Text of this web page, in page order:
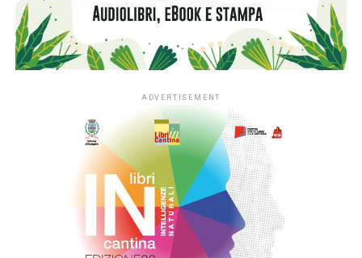
La cerimonia di premiazione si terrà a Roma venerdì 21
febbraio 2020 (ore 10:00) presso la sede nazionale di
CIA-AGRICOLTORI ITALIANI – Via Mariano Fortuny, 20.
Il premio per il primo classificato della sezione letteraria
consiste in un buono da euro 200,00 per l’acquisto di libri
inseriti nel catalogo di AGRA EDITRICE ed un soggiorno
(pernottamento e prima colazione) per un week end
presso una delle strutture agrituristiche delle associate
Pandolea (il nome sarà successivamente comunicato).